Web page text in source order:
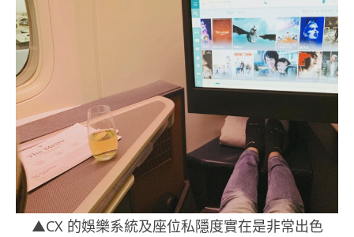
▲CX 的娛樂系統及座位私隱度實在是非常出色